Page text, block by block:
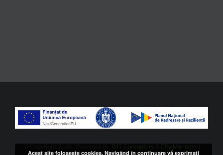
TNT Computers City Manager
Acest site foloseşte cookies. Navigând în continuare vă exprimaţi